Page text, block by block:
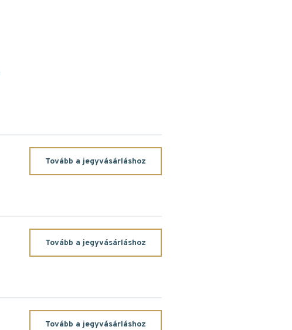
Tovább a jegyvásárláshoz
Tovább a jegyvásárláshoz
Tovább a jegyvásárláshoz